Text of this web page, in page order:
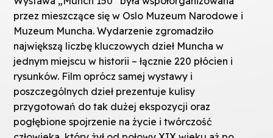
przez mieszczące się w Oslo Muzeum Narodowe i
Muzeum Muncha. Wydarzenie zgromadziło
największą liczbę kluczowych dzieł Muncha w
jednym miejscu w historii – łącznie 220 płócien i
rysunków. Film oprócz samej wystawy i
poszczególnych dzieł prezentuje kulisy
przygotowań do tak dużej ekspozycji oraz
pogłębione spojrzenie na życie i twórczość